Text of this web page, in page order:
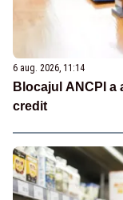
6 aug. 2026, 11:14
Blocajul ANCPI a
credit